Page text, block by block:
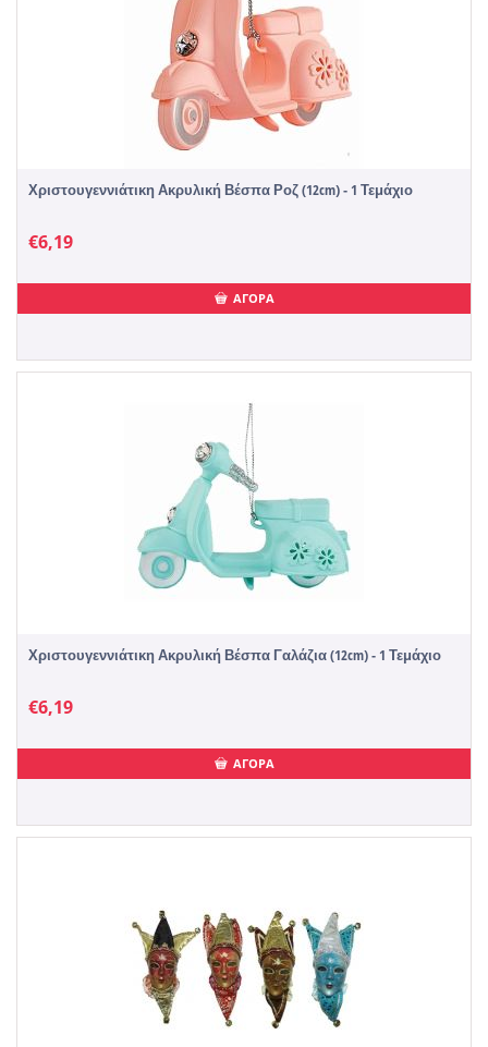
Χριστουγεννιάτικη Ακρυλική Βέσπα Ροζ (12cm) - 1 Τεμάχιο
€6,19
ΑΓΟΡΑ
Χριστουγεννιάτικη Ακρυλική Βέσπα Γαλάζια (12cm) - 1 Τεμάχιο
€6,19
ΑΓΟΡΑ